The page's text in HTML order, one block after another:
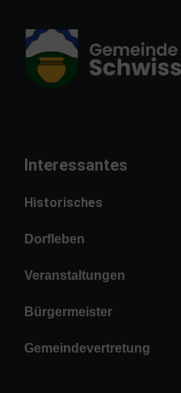
Interessantes
Historisches
Dorfleben
Veranstaltungen
Bürgermeister
Gemeindevertretung